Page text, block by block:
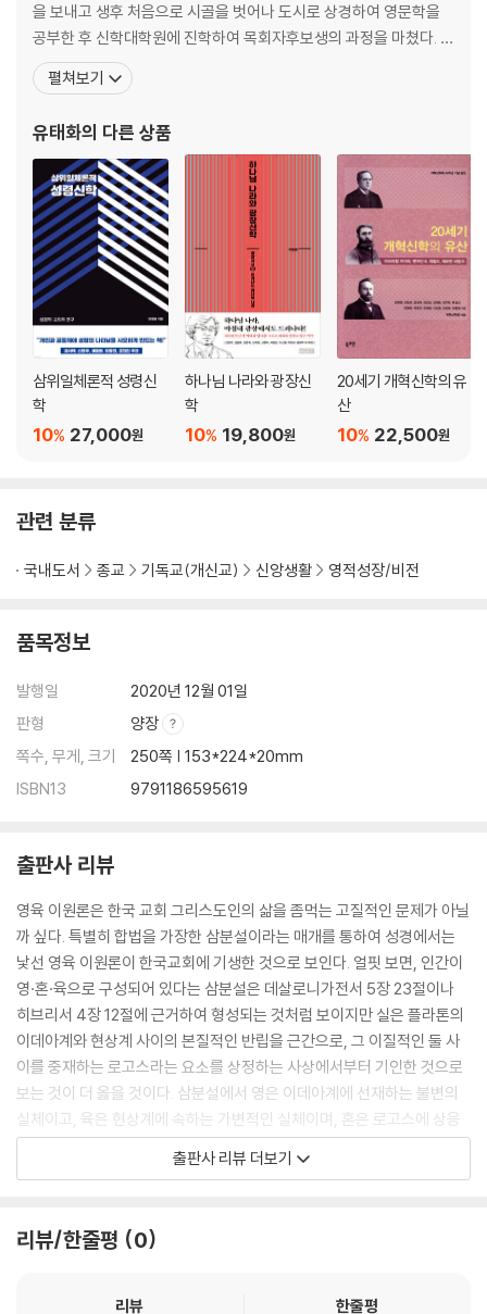
열여섯 번째 이야기 : 21세기 영성의 흐름과 개혁교회의 영성 149
열일곱 번째 이야기 : 창조·타락·구속·완성의 빛에서 본 아브라함 카이퍼와
클라스 스킬더의 문화관 179
에필로그 242
참고문헌 245
을 보내고 생후 처음으로 시골을 벗어나 도시로 상경하여 영문학을
공부한 후 신학대학원에 진학하여 목회자후보생의 과정을 마쳤다. 신
학연마를 통하여 그간의 신앙과 삶이 확인되기도 하고, 과거를 뒤로
하며 새로운 지평으로 확장되기도 하였다. 이후 남아프리카공화국 프
덜란드 암스테르담 자유대학교(De Vrije U
펼쳐보기
유태화의 다른 상품
삼위일체론적 성령신
학
27,000원
10%
하나님 나라와 광장신
학
19,800원
10%
20세기 개혁신학의 유
산
22,500원
10%
관련 분류
국내도서 종교 기독교(개신교) 신앙생활 영적성장/비전
품목정보
발행일
2020년 12월 01일
판형
양장
쪽수, 무게, 크기
250쪽 | 153*224*20mm
ISBN13
9791186595619
출판사 리뷰
영육 이원론은 한국 교회 그리스도인의 삶을 좀먹는 고질적인 문제가 아닐
까 싶다. 특별히 합법을 가장한 삼분설이라는 매개를 통하여 성경에서는
낯선 영육 이원론이 한국교회에 기생한 것으로 보인다. 얼핏 보면, 인간이
영·혼·육으로 구성되어 있다는 삼분설은 데살로니가전서 5장 23절이나
히브리서 4장 12절에 근거하여 형성되는 것처럼 보이지만 실은 플라톤의
이데아계와 현상계 사이의 본질적인 반립을 근간으로, 그 이질적인 둘 사
이를 중재하는 로고스라는 요소를 상정하는 사상에서부터 기인한 것으로
보는 것이 더 옳을 것이다. 삼분설에서 영은 이데아계에 선재하는 불변의
실체이고, 육은 현상계에 속하는 가변적인 실체이며, 혼은 로고스에 상응
하는 실체로 파악되기 때문이다.
서 건전한 주석의 부재로 설교자들이 고통하고 있을 때, 무료로 문서를 배
만 아니라 그의 사상이 글로 인쇄되거나 책으로 출간되어 널리 읽히게 되
출판사 리뷰 더보기
리뷰/한줄평 0
리뷰
한줄평